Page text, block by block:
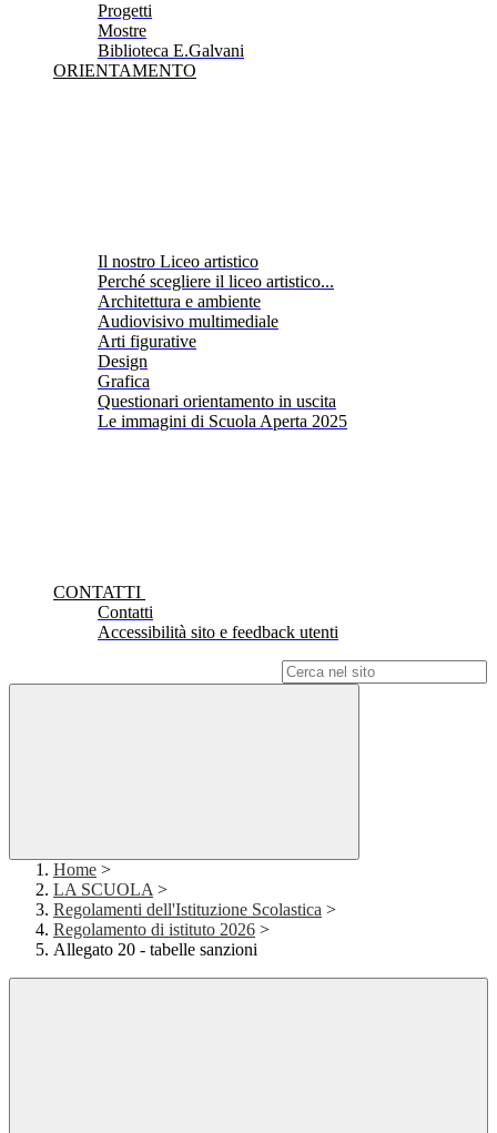
Progetti
Mostre
Biblioteca E.Galvani
ORIENTAMENTO
Il nostro Liceo artistico
Perché scegliere il liceo artistico...
Architettura e ambiente
Audiovisivo multimediale
Arti figurative
Design
Grafica
Questionari orientamento in uscita
Le immagini di Scuola Aperta 2025
CONTATTI
Contatti
Accessibilità sito e feedback utenti
Home >
LA SCUOLA >
Regolamenti dell'Istituzione Scolastica >
Regolamento di istituto 2026 >
Allegato 20 - tabelle sanzioni